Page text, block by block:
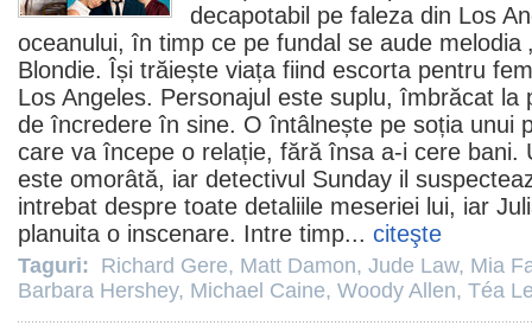
decapotabil pe faleza din Los
oceanului, în timp ce pe fundal se aude melodia
Blondie. Își trăiește viața fiind escorta pentru
Los Angeles. Personajul este suplu, îmbrăcat la
de încredere în sine. O întâlnește pe soția unui
care va începe o relație, fără însa a-i cere bani.
este omorâtă, iar detectivul Sunday il
intrebat despre toate detaliile meseriei lui, iar
planuita o inscenare. Intre timp... citeşte
Taguri: Richard Gere, Matt Damon, Jude Law, Mia
Barbara Hershey, Michael Caine, Woody Allen, Téa